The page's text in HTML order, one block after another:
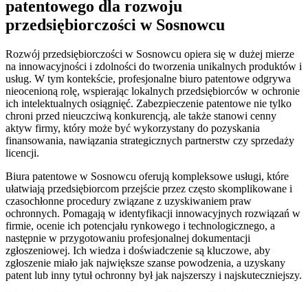
patentowego dla rozwoju
przedsiębiorczości w Sosnowcu
Rozwój przedsiębiorczości w Sosnowcu opiera się w dużej mierze
na innowacyjności i zdolności do tworzenia unikalnych produktów i
usług. W tym kontekście, profesjonalne biuro patentowe odgrywa
nieocenioną rolę, wspierając lokalnych przedsiębiorców w ochronie
ich intelektualnych osiągnięć. Zabezpieczenie patentowe nie tylko
chroni przed nieuczciwą konkurencją, ale także stanowi cenny
aktyw firmy, który może być wykorzystany do pozyskania
finansowania, nawiązania strategicznych partnerstw czy sprzedaży
licencji.
Biura patentowe w Sosnowcu oferują kompleksowe usługi, które
ułatwiają przedsiębiorcom przejście przez często skomplikowane i
czasochłonne procedury związane z uzyskiwaniem praw
ochronnych. Pomagają w identyfikacji innowacyjnych rozwiązań w
firmie, ocenie ich potencjału rynkowego i technologicznego, a
następnie w przygotowaniu profesjonalnej dokumentacji
zgłoszeniowej. Ich wiedza i doświadczenie są kluczowe, aby
zgłoszenie miało jak największe szanse powodzenia, a uzyskany
patent lub inny tytuł ochronny był jak najszerszy i najskuteczniejszy.